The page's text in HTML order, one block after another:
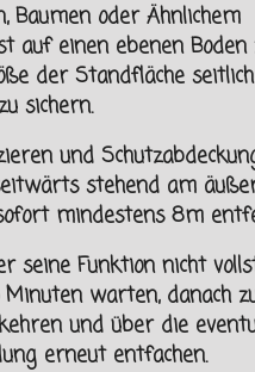
Baumen oder Ähnlichem
auf einen ebenen Boden
der Standfläche
sichern.
und
stehend am
mindestens 8m
seine Funktion nicht
warten, danach
und über die
erneut entfachen.